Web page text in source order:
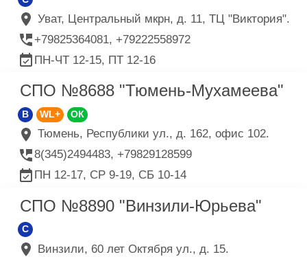
Уват, Центральный мкрн, д. 11, ТЦ "Виктория".
+79825364081, +79222558972
ПН-ЧТ 12-15, ПТ 12-16
СПО №8688 "Тюмень-Мухамеева"
B WL+ ОК
Тюмень, Республики ул., д. 162, офис 102.
8(345)2494483, +79829128599
ПН 12-17, СР 9-19, СБ 10-14
СПО №8890 "Винзили-Юрьева"
C
Винзили, 60 лет Октября ул., д. 15.